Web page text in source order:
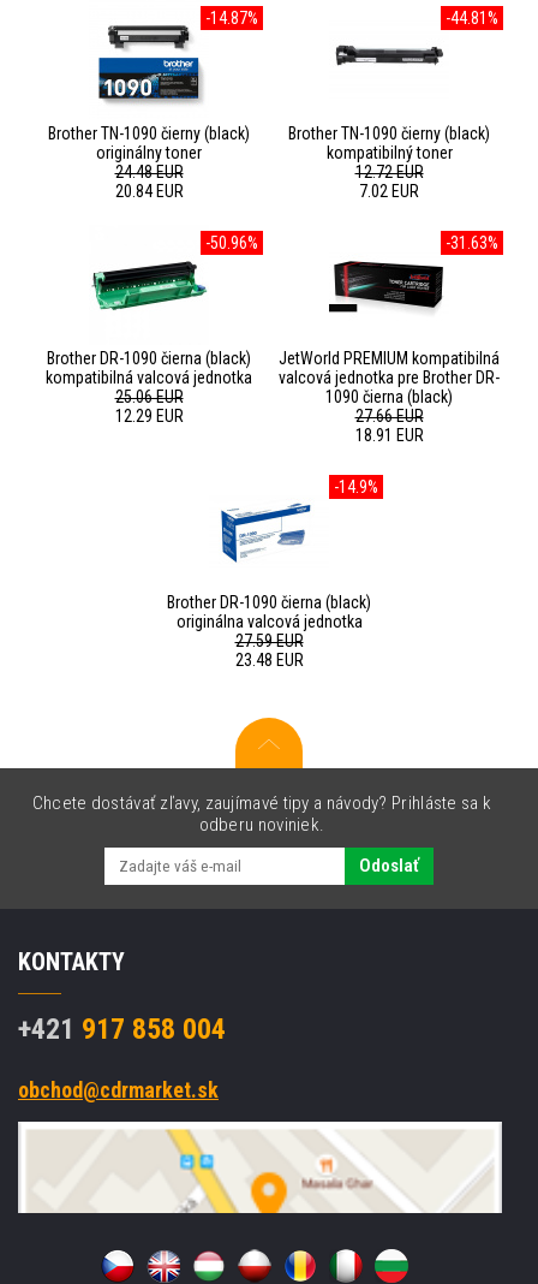
Brother TN-1090 čierny (black)
originálny toner
-14.87%
24.48 EUR
20.84 EUR
Brother TN-1090 čierny (black)
kompatibilný toner
-44.81%
12.72 EUR
7.02 EUR
Brother DR-1090 čierna (black)
kompatibilná valcová jednotka
-50.96%
25.06 EUR
12.29 EUR
JetWorld PREMIUM kompatibilná
valcová jednotka pre Brother DR-
1090 čierna (black)
-31.63%
27.66 EUR
18.91 EUR
Brother DR-1090 čierna (black)
originálna valcová jednotka
-14.9%
27.59 EUR
23.48 EUR
Chcete dostávať zľavy, zaujímavé tipy a návody? Prihláste sa k
odberu noviniek.
Odoslať
KONTAKTY
+421 917 858 004
obchod@cdrmarket.sk